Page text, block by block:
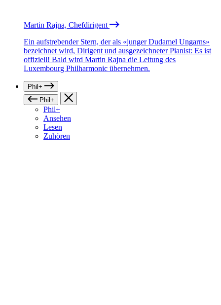
Martin Rajna, Chefdirigent
Ein aufstrebender Stern, der als «junger Dudamel Ungarns»
bezeichnet wird, Dirigent und ausgezeichneter Pianist: Es ist
offiziell! Bald wird Martin Rajna die Leitung des
Luxembourg Philharmonic übernehmen.
Phil+
Phil+
Phil+
Ansehen
Lesen
Zuhören